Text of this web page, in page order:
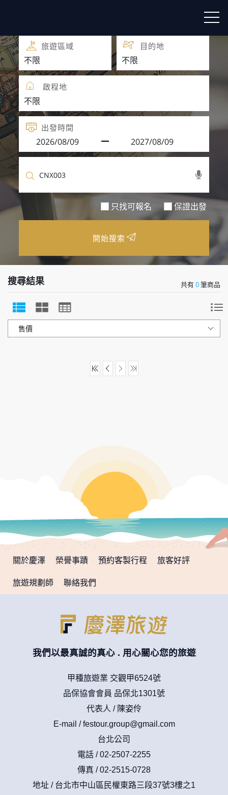
旅遊區域 目的地
啟程地
出發時間
只找可報名 保證出發
開始搜索
搜尋結果 共有0筆商品
關於慶澤 榮譽事蹟 預約客製行程 旅客好評
旅遊規劃師 聯絡我們
我們以最真誠的真心 . 用心關心您的旅遊
甲種旅遊業 交觀甲6524號
品保協會會員 品保北1301號
代表人 / 陳姿伶
E-mail /festour.group@gmail.com
台北公司
電話 / 02-2507-2255
傳真 / 02-2515-0728
地址 / 台北市中山區民權東路三段37號3樓之1